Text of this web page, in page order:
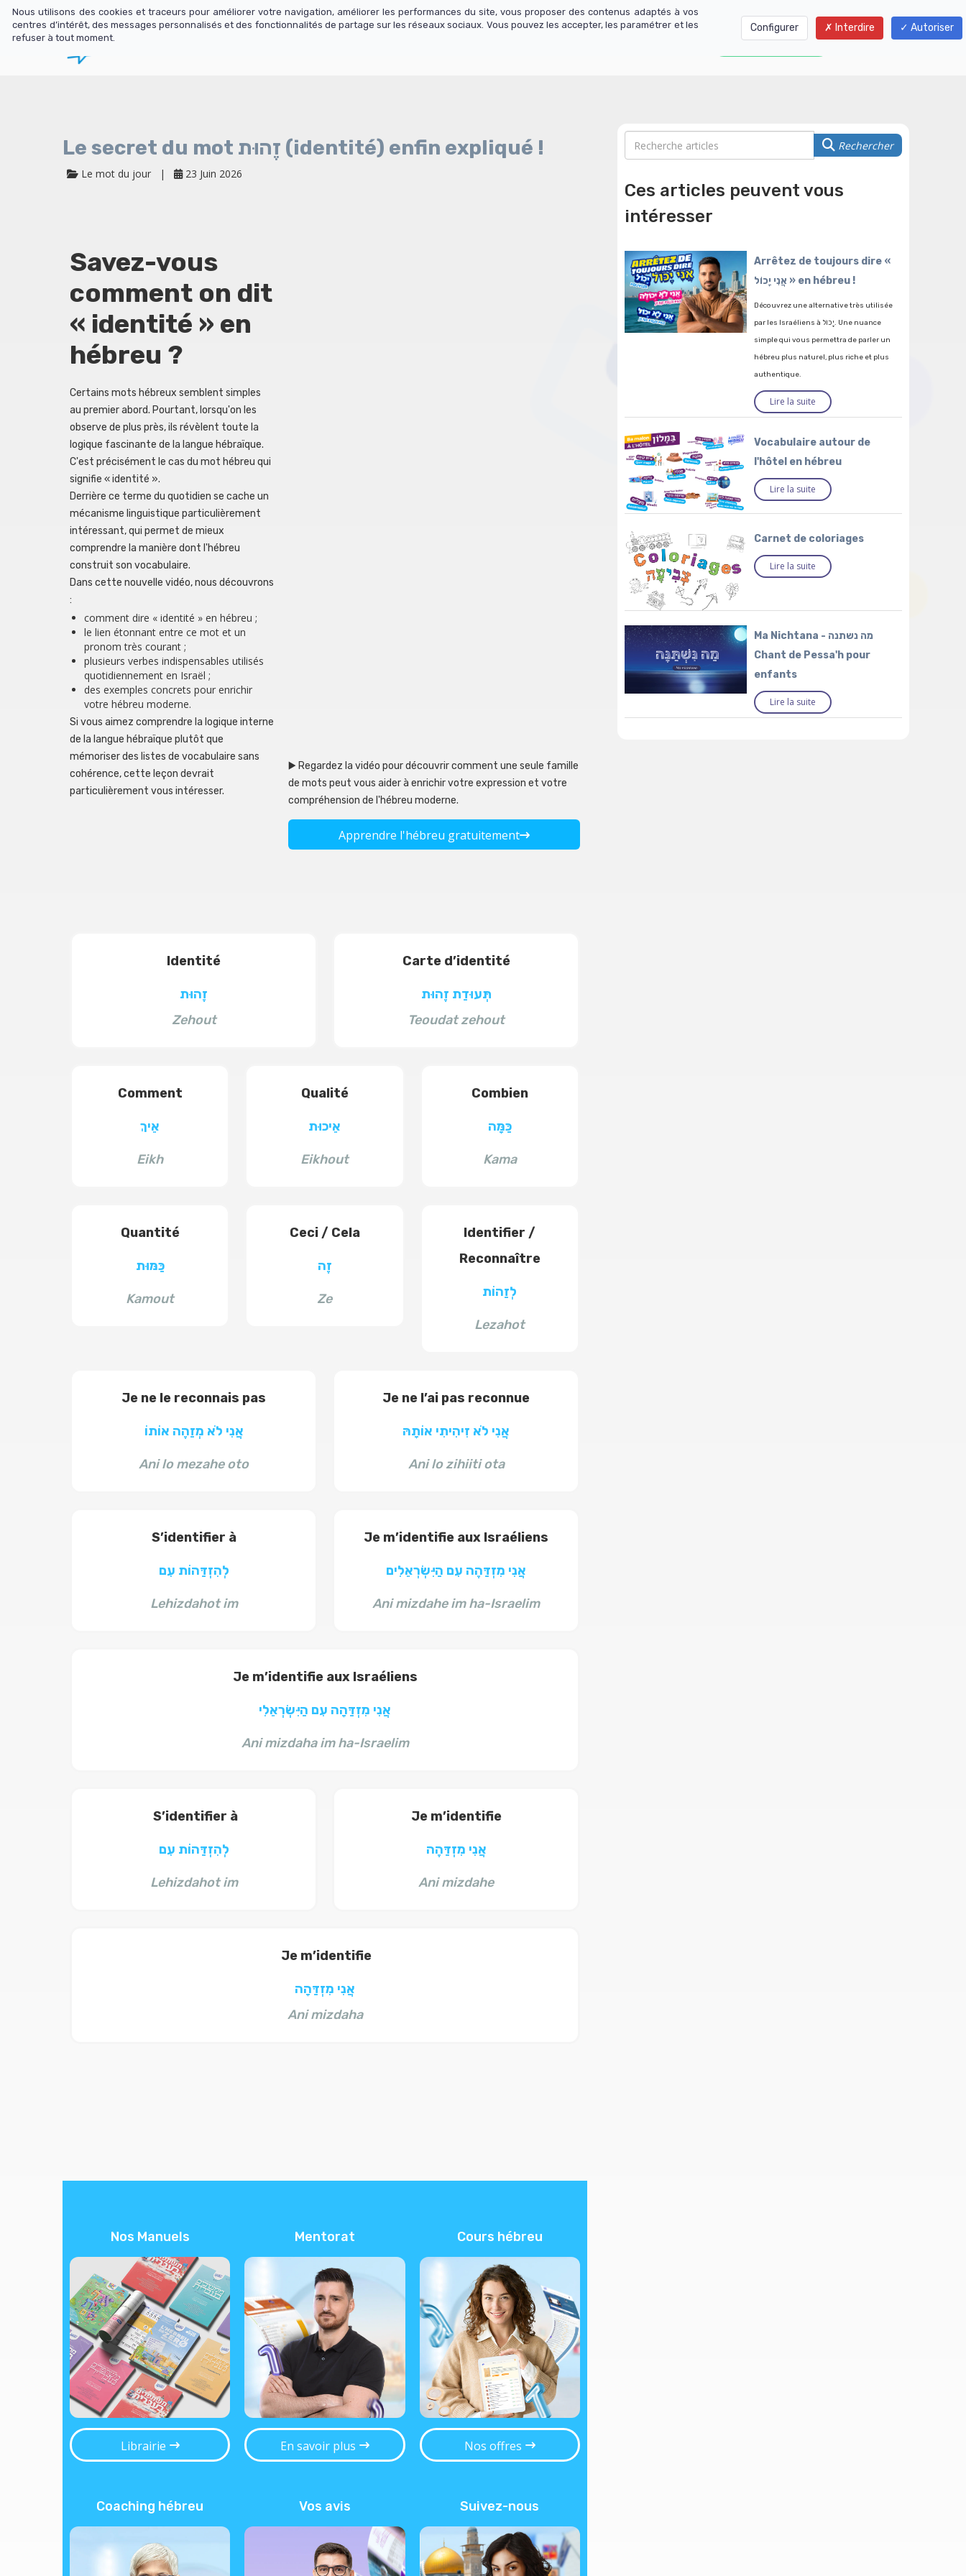
01 77 01 01 06
Le secret du mot זֶהוּת (identité) enfin expliqué !
Le mot du jour 23 Juin 2026
Savez-vous
comment on dit
« identité » en
hébreu ?
Certains mots hébreux semblent simples
au premier abord. Pourtant, lorsqu'on les
observe de plus près, ils révèlent toute la
logique fascinante de la langue hébraïque.
C'est précisément le cas du mot hébreu qui
signifie « identité ».
Derrière ce terme du quotidien se cache un
mécanisme linguistique particulièrement
intéressant, qui permet de mieux
comprendre la manière dont l'hébreu
construit son vocabulaire.
Dans cette nouvelle vidéo, nous découvrons
:
comment dire « identité » en hébreu ;
le lien étonnant entre ce mot et un
pronom très courant ;
plusieurs verbes indispensables utilisés
quotidiennement en Israël ;
des exemples concrets pour enrichir
votre hébreu moderne.
Si vous aimez comprendre la logique interne
de la langue hébraïque plutôt que
mémoriser des listes de vocabulaire sans
cohérence, cette leçon devrait
particulièrement vous intéresser.
▶️ Regardez la vidéo pour découvrir comment une seule famille
de mots peut vous aider à enrichir votre expression et votre
compréhension de l'hébreu moderne.
Apprendre l'hébreu gratuitement
Identité
זֶהוּת
Zehout
Carte d’identité
תְּעוּדַת זֶהוּת
Teoudat zehout
Comment
אֵיךְ
Eikh
Qualité
אֵיכוּת
Eikhout
Combien
כַּמָּה
Kama
Quantité
כַּמּוּת
Kamout
Ceci / Cela
זֶה
Ze
Identifier /
Reconnaître
לְזַהוֹת
Lezahot
Je ne le reconnais pas
אֲנִי לֹא מְזַהֶה אוֹתוֹ
Ani lo mezahe oto
Je ne l’ai pas reconnue
אֲנִי לֹא זִיהִיתִי אוֹתָהּ
Ani lo zihiiti ota
S’identifier à
לְהִזְדַּהוֹת עִם
Lehizdahot im
Je m’identifie aux Israéliens
אֲנִי מִזְדַּהֶה עִם הַיִּשְׂרְאֵלִים
Ani mizdahe im ha-Israelim
Je m’identifie aux Israéliens
אֲנִי מִזְדַּהָה עִם הַיִּשְׂרְאֵלִי
Ani mizdaha im ha-Israelim
S’identifier à
לְהִזְדַּהוֹת עִם
Lehizdahot im
Je m’identifie
אֲנִי מִזְדַּהֶה
Ani mizdahe
Je m’identifie
אֲנִי מִזְדַּהָה
Ani mizdaha
Nos Manuels
Librairie
Mentorat
En savoir plus
Cours hébreu
Nos offres
Coaching hébreu Vos avis Suivez-nous
Rechercher
Ces articles peuvent vous
intéresser
Arrêtez de toujours dire «
אֲנִי יָכוֹל » en hébreu !
Découvrez une alternative très utilisée
par les Israéliens à יָכוֹל. Une nuance
simple qui vous permettra de parler un
hébreu plus naturel, plus riche et plus
authentique.
Lire la suite
Vocabulaire autour de
l'hôtel en hébreu
Lire la suite
Carnet de coloriages
Lire la suite
Ma Nichtana - מה נשתנה
Chant de Pessa'h pour
enfants
Lire la suite
Nous utilisons des cookies et traceurs pour améliorer votre navigation, améliorer les performances du site, vous proposer des contenus adaptés à vos
centres d’intérêt, des messages personnalisés et des fonctionnalités de partage sur les réseaux sociaux. Vous pouvez les accepter, les paramétrer et les
refuser à tout moment.
Configurer Interdire Autoriser